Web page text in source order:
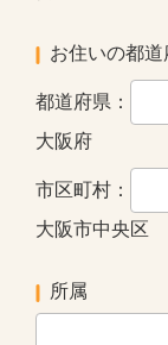
お住いの都
都道府県：
大阪府
市区町村：
大阪市中央区
所属